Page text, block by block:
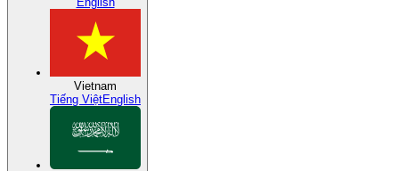
Vietnam
Tiếng ViệtEnglish